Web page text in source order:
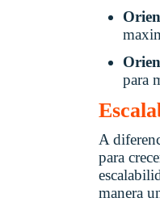
para
A
para
manera